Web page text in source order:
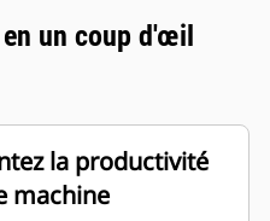
un coup d'œil
la productivité
machine